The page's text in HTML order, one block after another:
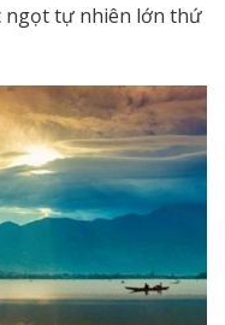
ngọt tự nhiên lớn thứ